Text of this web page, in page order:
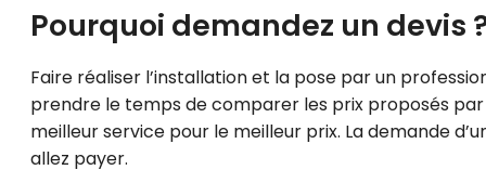
Pourquoi demandez un devis
Faire réaliser l’installation et la pose par un
prendre le temps de comparer les prix proposés
meilleur service pour le meilleur prix. La demande
allez payer.